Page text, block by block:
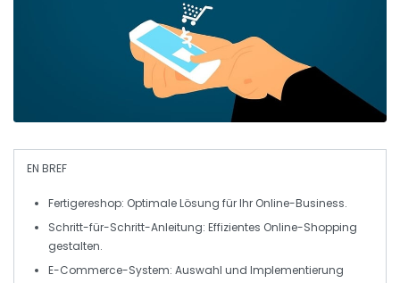
EN BREF
Fertigereshop: Optimale Lösung für Ihr Online-Business.
Schritt-für-Schritt-Anleitung: Effizientes Online-Shopping
gestalten.
E-Commerce-System: Auswahl und Implementierung